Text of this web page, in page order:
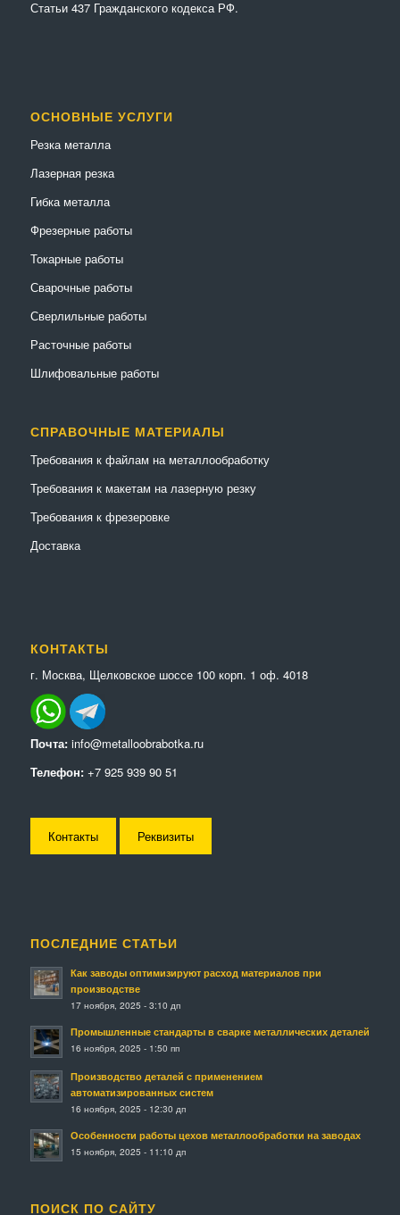
Статьи 437 Гражданского кодекса РФ.
ОСНОВНЫЕ УСЛУГИ
Резка металла
Лазерная резка
Гибка металла
Фрезерные работы
Токарные работы
Сварочные работы
Сверлильные работы
Расточные работы
Шлифовальные работы
СПРАВОЧНЫЕ МАТЕРИАЛЫ
Требования к файлам на металлообработку
Требования к макетам на лазерную резку
Требования к фрезеровке
Доставка
КОНТАКТЫ
г. Москва, Щелковское шоссе 100 корп. 1 оф. 4018
Почта: info@metalloobrabotka.ru
Телефон: +7 925 939 90 51
Контакты Реквизиты
ПОСЛЕДНИЕ СТАТЬИ
Как заводы оптимизируют расход материалов при
производстве
17 ноября, 2025 - 3:10 дп
Промышленные стандарты в сварке металлических деталей
16 ноября, 2025 - 1:50 пп
Производство деталей с применением
автоматизированных систем
16 ноября, 2025 - 12:30 дп
Особенности работы цехов металлообработки на заводах
15 ноября, 2025 - 11:10 дп
ПОИСК ПО САЙТУ